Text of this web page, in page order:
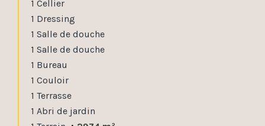
1 Cellier
1 Dressing
1 Salle de douche
1 Salle de douche
1 Bureau
1 Couloir
1 Terrasse
1 Abri de jardin